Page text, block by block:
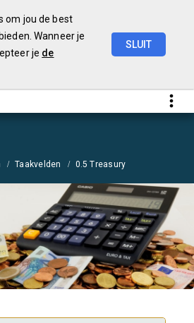
Taakvelden 0.5 Treasury
om jou de best
Wanneer je
je de
SLUIT